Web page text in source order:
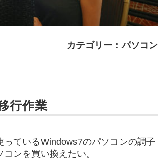
カテゴリー：パソコン
行作業
っているWindows7のパソコンの調子
ンを買い換えたい。